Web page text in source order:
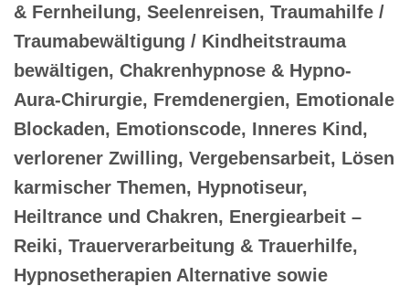
& Fernheilung, Seelenreisen, Traumahilfe /
Traumabewältigung / Kindheitstrauma
bewältigen, Chakrenhypnose & Hypno-
Aura-Chirurgie, Fremdenergien, Emotionale
Blockaden, Emotionscode, Inneres Kind,
verlorener Zwilling, Vergebensarbeit, Lösen
karmischer Themen, Hypnotiseur,
Heiltrance und Chakren, Energiearbeit –
Reiki, Trauerverarbeitung & Trauerhilfe,
Hypnosetherapien Alternative sowie